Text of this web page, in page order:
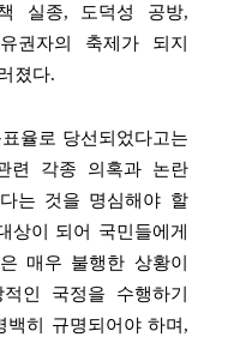
실종, 도덕성 공방,
권자의 축제가 되지
졌다.
율로 당선되었다고는
련 각종 의혹과 논란
는 것을 명심해야 할
상이 되어 국민들에게
매우 불행한 상황이
인 국정을 수행하기
백히 규명되어야 하며,